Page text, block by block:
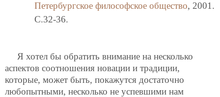
Петербургское философское общество, 2001.
C.32-36.
Я хотел бы обратить внимание на несколько
аспектов соотношения новации и традиции,
которые, может быть, покажутся достаточно
любопытными, несколько не успевшими нам